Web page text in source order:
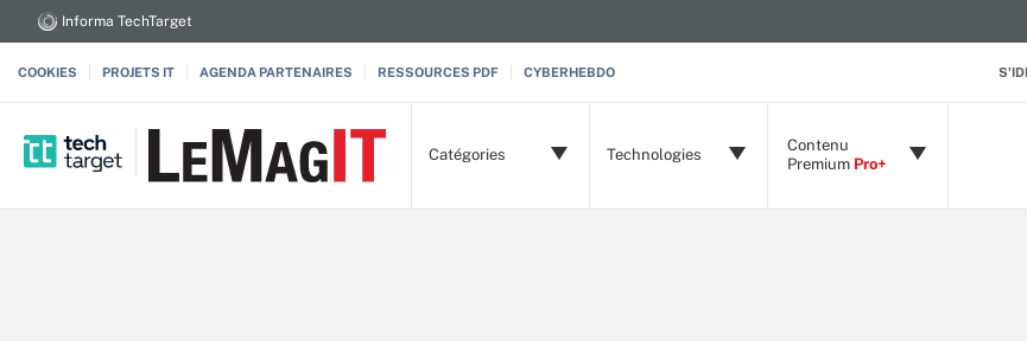
Informa TechTarget
COOKIES PROJETS IT AGENDA PARTENAIRES RESSOURCES PDF CYBERHEBDO
Catégories Technologies
Contenu
Premium Pro+